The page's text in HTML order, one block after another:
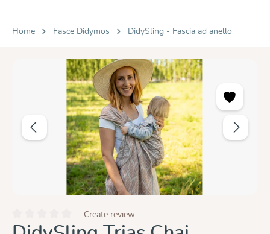
Home Fasce Didymos DidySling - Fascia ad anello
Salta la galleria di immagini
Valutazione media di 0 su 5 stelle
Create review